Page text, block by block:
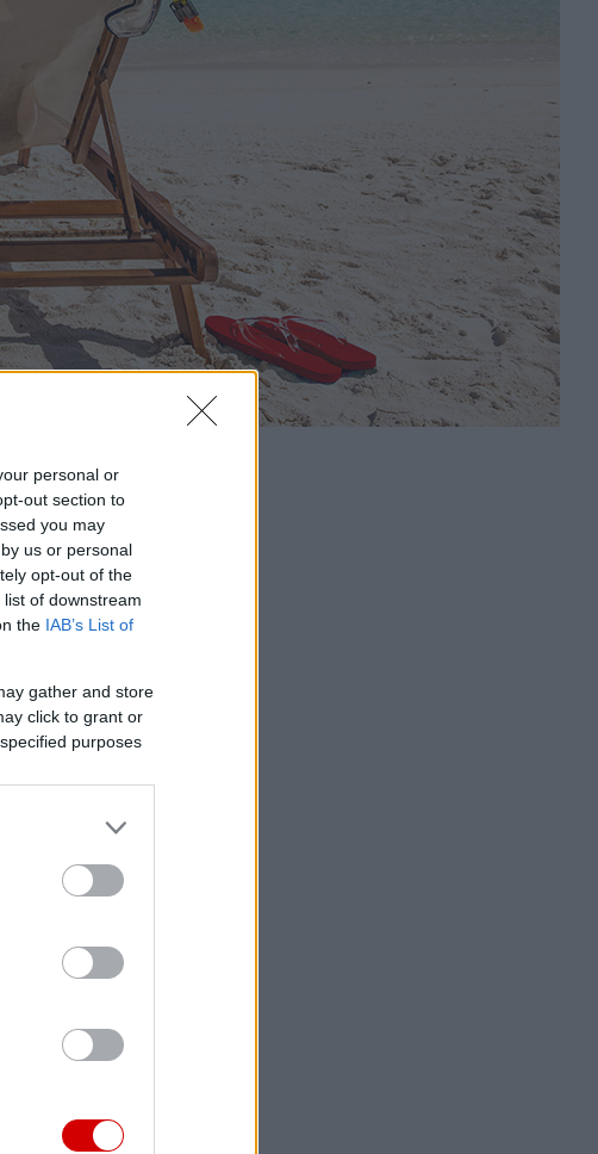
personal or
out section to
you may
us or personal
opt-out of the
of downstream
the IAB’s List of
gather and store
click to grant or
purposes